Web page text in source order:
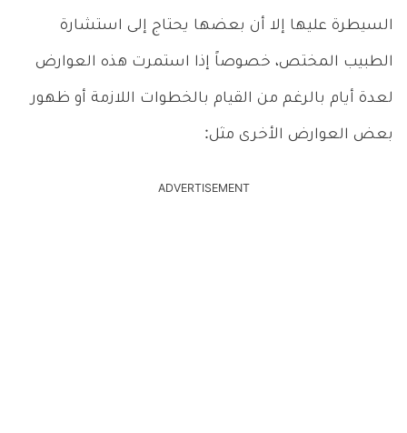
السيطرة عليها إلا أن بعضها يحتاج إلى استشارة
الطبيب المختص، خصوصاً إذا استمرت هذه العوارض
لعدة أيام بالرغم من القيام بالخطوات اللازمة أو ظهور
بعض العوارض الأخرى مثل:
ADVERTISEMENT